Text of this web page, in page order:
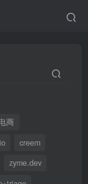
商
creem
zyme.dev